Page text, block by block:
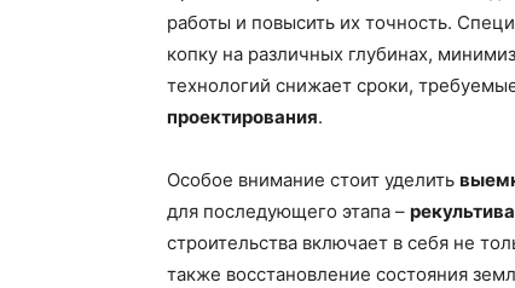
работы и повысить их точность.
копку на различных глубинах,
технологий снижает сроки,
проектирования.
Особое внимание стоит уделить
для последующего этапа –
строительства включает в себя не
также восстановление состояния